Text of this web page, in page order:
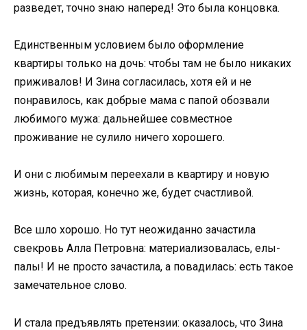
разведет, точно знаю наперед! Это была концовка.
Единственным условием было оформление
квартиры только на дочь: чтобы там не было никаких
приживалов! И Зина согласилась, хотя ей и не
понравилось, как добрые мама с папой обозвали
любимого мужа: дальнейшее совместное
проживание не сулило ничего хорошего.
И они с любимым переехали в квартиру и новую
жизнь, которая, конечно же, будет счастливой.
Все шло хорошо. Но тут неожиданно зачастила
свекровь Алла Петровна: материализовалась, елы-
палы! И не просто зачастила, а повадилась: есть такое
замечательное слово.
И стала предъявлять претензии: оказалось, что Зина